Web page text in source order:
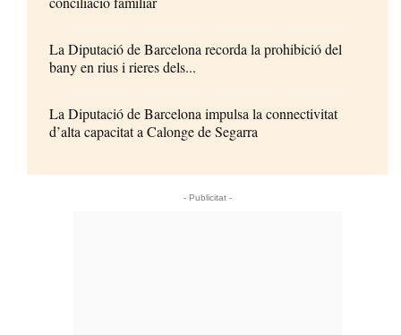
La Diputació de Barcelona recorda la prohibició del
bany en rius i rieres dels...
La Diputació de Barcelona impulsa la connectivitat
d’alta capacitat a Calonge de Segarra
- Publicitat -